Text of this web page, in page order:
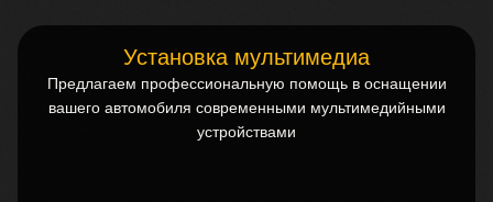
Установка мультимедиа
Предлагаем профессиональную помощь в оснащении
вашего автомобиля современными мультимедийными
устройствами